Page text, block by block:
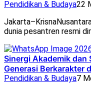
Pendidikan & Budaya22
dunia pesantren resmi
Sinergi Akademik dan
Generasi Berkarakter
Pendidikan & Budaya7